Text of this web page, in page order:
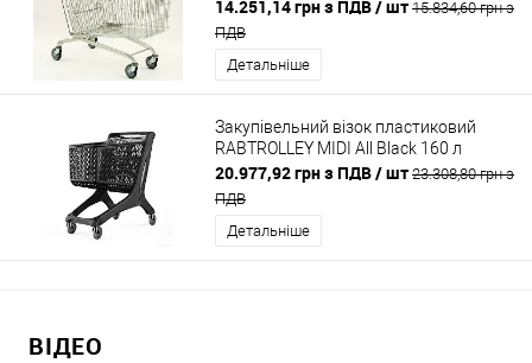
14.251,14 грн з ПДВ/ шт 15.834,60 грн з
ПДВ
Детальніше
Закупівельний візок пластиковий
RABTROLLEY MIDI All Black 160 л
20.977,92 грн з ПДВ/ шт 23.308,80 грн з
ПДВ
Детальніше
ВІДЕО